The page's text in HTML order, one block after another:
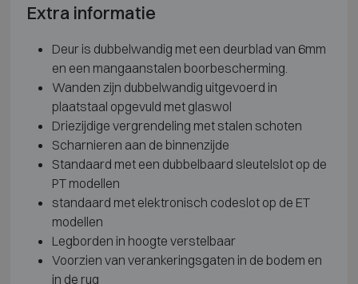
Extra informatie
Deur is dubbelwandig met een deurblad van 6mm
en een mangaanstalen boorbescherming.
Wanden zijn dubbelwandig uitgevoerd in
plaatstaal opgevuld met glaswol
Driezijdige vergrendeling met stalen schoten
Scharnieren aan de binnenzijde
Standaard met een dubbelbaard sleutelslot op de
PT modellen
standaard met elektronisch codeslot op de ET
modellen
Legborden in hoogte verstelbaar
Voorzien van verankeringsgaten in de bodem en
in de rug